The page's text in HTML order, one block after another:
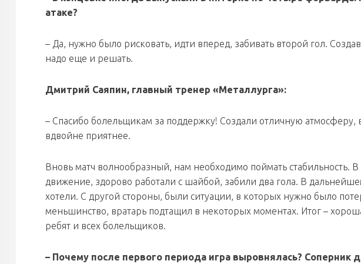
атаке?
– Да, нужно было рисковать, идти вперед, забивать второй гол.
надо еще и решать.
Дмитрий Саяпин, главный тренер «Металлурга»:
– Спасибо болельщикам за поддержку! Создали отличную атмосферу,
вдвойне приятнее.
Вновь матч волнообразный, нам необходимо поймать стабильность.
движение, здорово работали с шайбой, забили два гола. В
хотели. С другой стороны, были ситуации, в которых нужно было
меньшинство, вратарь подтащил в некоторых моментах. Итог –
ребят и всех болельщиков.
– Почему после первого периода игра выровнялась? Соперник